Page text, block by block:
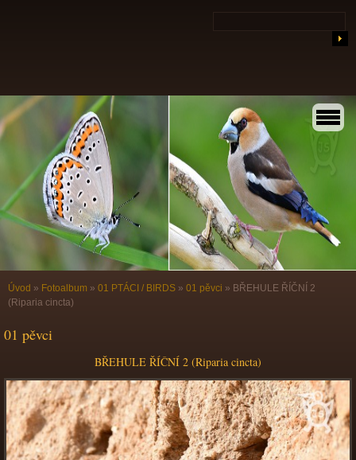
Úvod » Fotoalbum » 01 PTÁCI / BIRDS » 01 pěvci » BŘEHULE ŘÍČNÍ 2
(Riparia cincta)
01 pěvci
BŘEHULE ŘÍČNÍ 2 (Riparia cincta)